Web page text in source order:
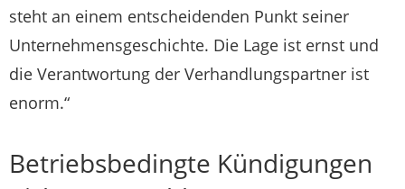
steht an einem entscheidenden Punkt seiner
Unternehmensgeschichte. Die Lage ist ernst und
die Verantwortung der Verhandlungspartner ist
enorm.“
Betriebsbedingte Kündigungen